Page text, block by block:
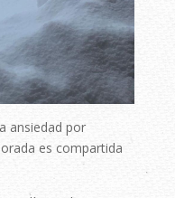
ansiedad por
es compartida